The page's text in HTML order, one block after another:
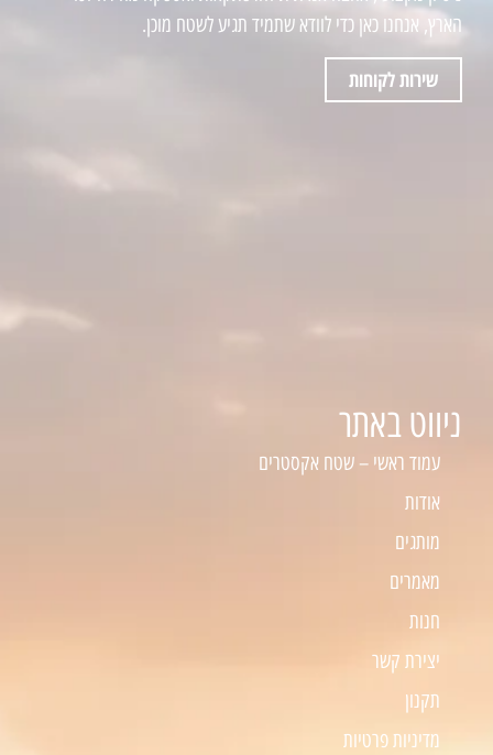
הארץ, אנחנו כאן כדי לוודא שתמיד תגיע לשטח מוכן.
שירות לקוחות
ניווט באתר
עמוד ראשי – שטח אקסטרים
אודות
מותגים
מאמרים
חנות
יצירת קשר
תקנון
מדיניות פרטיות